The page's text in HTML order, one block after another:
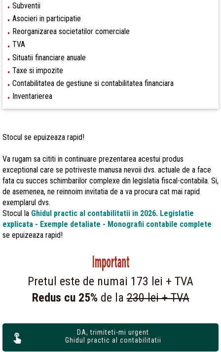
• Subventii
• Asocieri in participatie
• Reorganizarea societatilor comerciale
• TVA
• Situatii financiare anuale
• Taxe si impozite
• Contabilitatea de gestiune si contabilitatea financiara
• Inventarierea
Stocul se epuizeaza rapid!
Va rugam sa cititi in continuare prezentarea acestui produs
exceptional care se potriveste manusa nevoii dvs. actuale de a face
fata cu succes schimbarilor complexe din legislatia fiscal-contabila. Si,
de asemenea, ne reinnoim invitatia de a va procura cat mai rapid
exemplarul dvs.
Stocul la Ghidul practic al contabilitatii in 2026. Legislatie
explicata - Exemple detaliate - Monografii contabile complete
se epuizeaza rapid!
Important
Pretul este de numai 173 lei + TVA
Redus cu 25%de la230 lei + TVA
DA, trimiteti-mi urgent
Ghidul practic al contabilitatii